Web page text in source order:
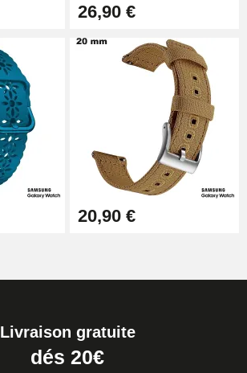
26,90 €
20,90 €
Livraison gratuite
dés 20€